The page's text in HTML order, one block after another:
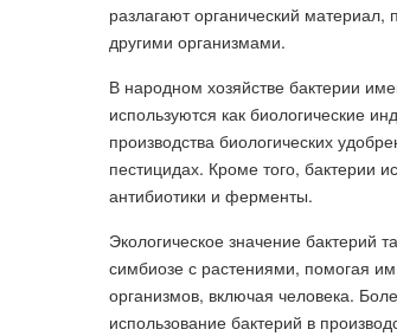
разлагают органический
другими организмами.
В народном хозяйстве бактерии
используются как биологические
производства биологических
пестицидах. Кроме того, бактерии
антибиотики и ферменты.
Экологическое значение бактерий
симбиозе с растениями, помогая
организмов, включая человека.
использование бактерий в